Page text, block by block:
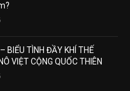
BIỂU TÌNH ĐẦY KHÍ THẾ
VIỆT CỘNG QUỐC THIÊN